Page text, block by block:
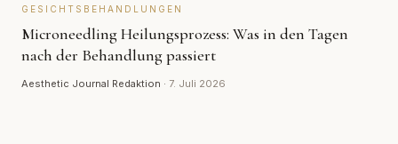
GESICHTSBEHANDLUNGEN
Microneedling Heilungsprozess: Was in den Tagen
nach der Behandlung passiert
Aesthetic Journal Redaktion · 7. Juli 2026